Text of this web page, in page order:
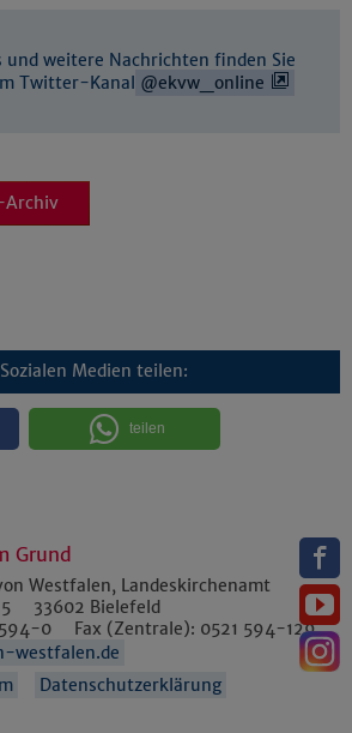
und weitere Nachrichten finden Sie
Twitter-Kanal @ekvw_online
Archiv
Medien teilen:
teilen
Grund
Westfalen, Landeskirchenamt
33602 Bielefeld
0 Fax (Zentrale): 0521 594-129
westfalen.de
Datenschutzerklärung